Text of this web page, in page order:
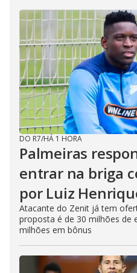
DO R7/HÁ 1 HORA
Palmeiras
entrar na briga
por Luiz
Atacante do Zenit já tem
proposta é de 30 milhões de
milhões em bônus